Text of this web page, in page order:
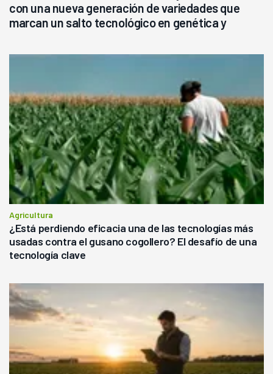
con una nueva generación de variedades que
marcan un salto tecnológico en genética y
Agricultura
¿Está perdiendo eficacia una de las tecnologías más
usadas contra el gusano cogollero? El desafío de una
tecnología clave